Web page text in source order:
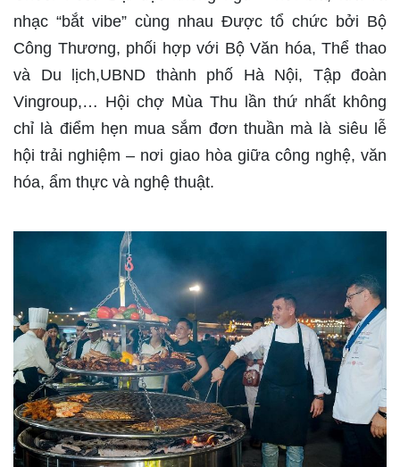
nhạc “bắt vibe” cùng nhau Được tổ chức bởi Bộ
Công Thương, phối hợp với Bộ Văn hóa, Thể thao
và Du lịch,UBND thành phố Hà Nội, Tập đoàn
Vingroup,… Hội chợ Mùa Thu lần thứ nhất không
chỉ là điểm hẹn mua sắm đơn thuần mà là siêu lễ
hội trải nghiệm – nơi giao hòa giữa công nghệ, văn
hóa, ẩm thực và nghệ thuật.